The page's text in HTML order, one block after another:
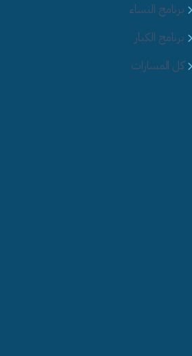
برنامج النساء
برنامج الكبار
كل المسارات